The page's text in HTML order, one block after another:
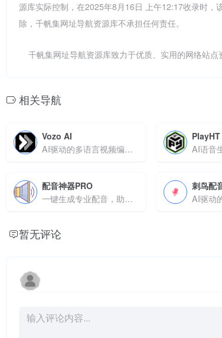
源库实际控制，在2025年8月16日 上午12:17收录时，
除，千帆集网址导航资源库不承担任何责任。
千帆集网址导航资源库致力于优质、实用的网络站点
相关导航
Vozo AI
AI驱动的多语言视频编辑工具，支持重写、配音及唇同步
PlayHT
配音神器PRO
一键生成专业配音，助力短视频、广告、有声内容创作
刺鸟配
暂无评论